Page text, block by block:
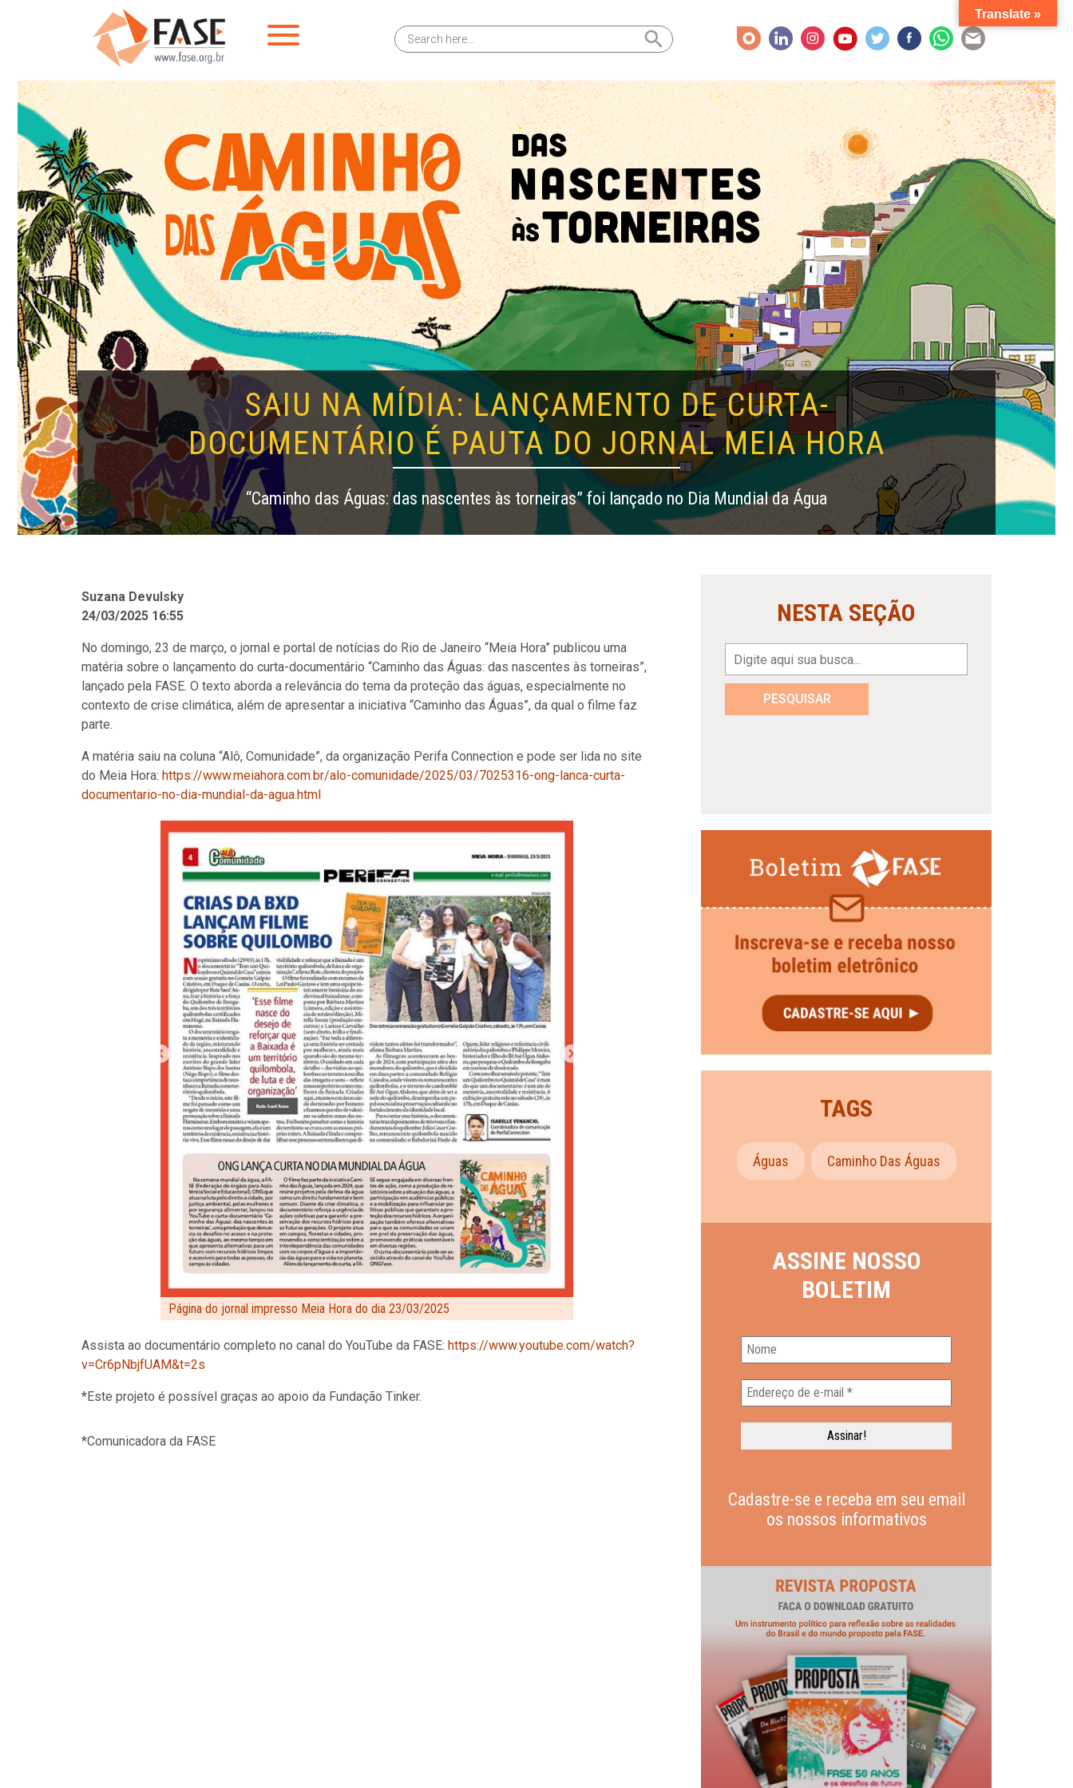
Search
for:
Search Button
SAIU NA MÍDIA: LANÇAMENTO DE CURTA-
DOCUMENTÁRIO É PAUTA DO JORNAL MEIA HORA
“Caminho das Águas: das nascentes às torneiras” foi lançado no Dia Mundial da Água
Suzana Devulsky
24/03/2025 16:55
No domingo, 23 de março, o jornal e portal de notícias do Rio de Janeiro “Meia Hora” publicou uma
matéria sobre o lançamento do curta-documentário “Caminho das Águas: das nascentes às torneiras”,
lançado pela FASE. O texto aborda a relevância do tema da proteção das águas, especialmente no
contexto de crise climática, além de apresentar a iniciativa “Caminho das Águas”, da qual o filme faz
parte.
A matéria saiu na coluna “Alô, Comunidade”, da organização Perifa Connection e pode ser lida no site
do Meia Hora: https://www.meiahora.com.br/alo-comunidade/2025/03/7025316-ong-lanca-curta-
documentario-no-dia-mundial-da-agua.html
Página do jornal impresso Meia Hora do dia 23/03/2025
Assista ao documentário completo no canal do YouTube da FASE: https://www.youtube.com/watch?
v=Cr6pNbjfUAM&t=2s
*Este projeto é possível graças ao apoio da Fundação Tinker.
*Comunicadora da FASE
NESTA SEÇÃO
PESQUISAR
TAGS
Águas Caminho Das Águas
ASSINE NOSSO
BOLETIM
Cadastre-se e receba em seu email
os nossos informativos
Translate »